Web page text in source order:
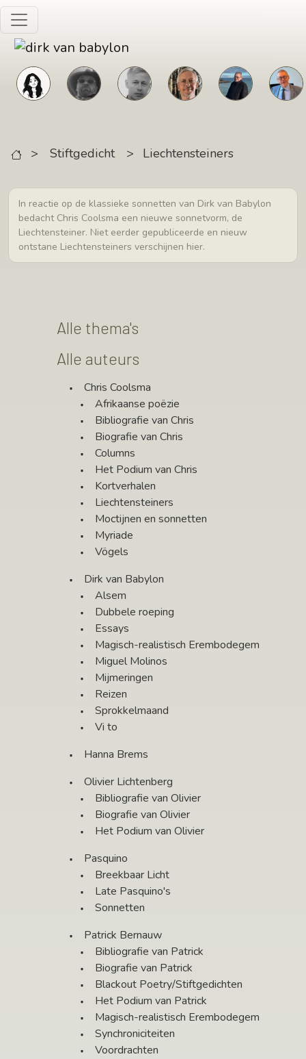
Skip to main content
> Stiftgedicht > Liechtensteiners
In reactie op de klassieke sonnetten van Dirk van Babylon
bedacht Chris Coolsma een nieuwe sonnetvorm, de
Liechtensteiner. Niet eerder gepubliceerde en nieuw
ontstane Liechtensteiners verschijnen hier.
Alle thema's
Alle auteurs
Chris Coolsma
Afrikaanse poëzie
Bibliografie van Chris
Biografie van Chris
Columns
Het Podium van Chris
Kortverhalen
Liechtensteiners
Moctijnen en sonnetten
Myriade
Vögels
Dirk van Babylon
Alsem
Dubbele roeping
Essays
Magisch-realistisch Erembodegem
Miguel Molinos
Mijmeringen
Reizen
Sprokkelmaand
Vi to
Hanna Brems
Olivier Lichtenberg
Bibliografie van Olivier
Biografie van Olivier
Het Podium van Olivier
Pasquino
Breekbaar Licht
Late Pasquino's
Sonnetten
Patrick Bernauw
Bibliografie van Patrick
Biografie van Patrick
Blackout Poetry/Stiftgedichten
Het Podium van Patrick
Magisch-realistisch Erembodegem
Synchroniciteiten
Voordrachten